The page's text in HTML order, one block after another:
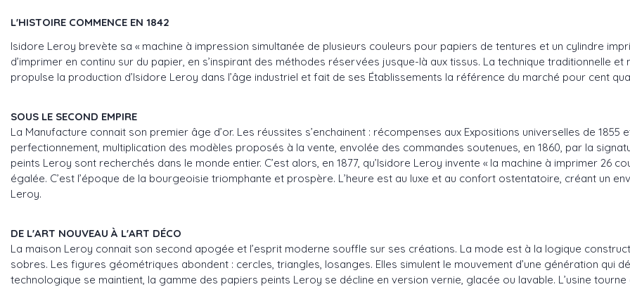
L'HISTOIRE COMMENCE EN 1842
Isidore Leroy brevète sa « machine à impression simultanée de plusieurs couleurs pour papiers de tentures et un cylindre
d’imprimer en continu sur du papier, en s’inspirant des méthodes réservées jusque-là aux tissus. La technique traditionnelle
propulse la production d’Isidore Leroy dans l’âge industriel et fait de ses Établissements la référence du marché pour cent
SOUS LE SECOND EMPIRE
La Manufacture connait son premier âge d’or. Les réussites s’enchainent : récompenses aux Expositions universelles de 1855
perfectionnement, multiplication des modèles proposés à la vente, envolée des commandes soutenues, en 1860, par la
peints Leroy sont recherchés dans le monde entier. C’est alors, en 1877, qu’Isidore Leroy invente « la machine à imprimer 26
égalée. C’est l’époque de la bourgeoisie triomphante et prospère. L’heure est au luxe et au confort ostentatoire, créant un
Leroy.
DE L'ART NOUVEAU À L'ART DÉCO
La maison Leroy connait son second apogée et l’esprit moderne souffle sur ses créations. La mode est à la logique
sobres. Les figures géométriques abondent : cercles, triangles, losanges. Elles simulent le mouvement d’une génération qui
technologique se maintient, la gamme des papiers peints Leroy se décline en version vernie, glacée ou lavable. L’usine